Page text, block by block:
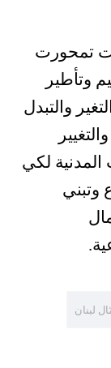
تمحورت
وتأطير
والتبدل
لكي
وتبني
لبنان